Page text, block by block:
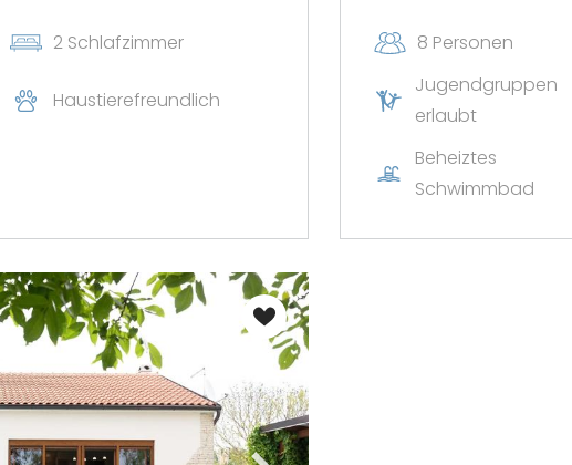
2 Schlafzimmer
Haustierefreundlich
8 Personen
Jugendgruppen
erlaubt
Beheiztes
Schwimmbad
Rabatt zu erhalten!
Ich bestätige, dass ich
Dienstleistungen von